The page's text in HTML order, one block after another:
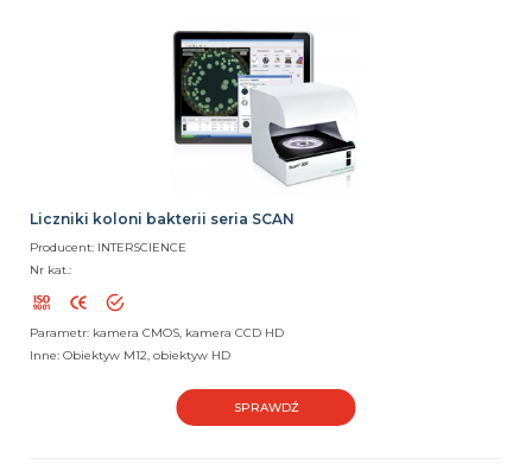
Liczniki koloni bakterii seria SCAN
Producent: INTERSCIENCE
Nr kat.:
Parametr: kamera CMOS, kamera CCD HD
Inne: Obiektyw M12, obiektyw HD
SPRAWDŹ